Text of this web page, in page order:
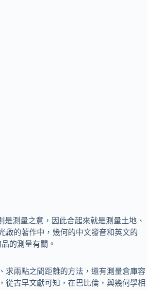
是測量之意，因此合起來就是測量土地、
啟的著作中，幾何的中文發音和英文的
的測量有關。
求兩點之間距離的方法，還有測量倉庫容
從古早文獻可知，在巴比倫，與幾何學相